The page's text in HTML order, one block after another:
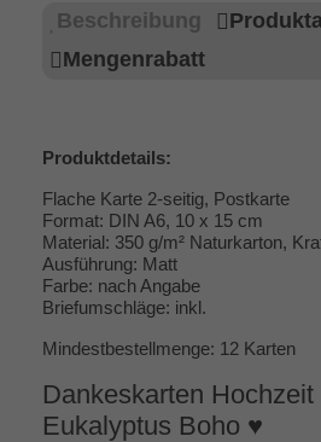
Beschreibung
Mengenrabatt
Produktdetails:
Flache Karte 2-seitig, Postkarte
Format: DIN A6, 10 x 15 cm
Material: 350 g/m² Naturkarton,
Ausführung: Matt
Farbe: nach Angabe
Briefumschläge: inkl.
Mindestbestellmenge: 12 Karten
Dankeskarten
Eukalyptus Boho ♥